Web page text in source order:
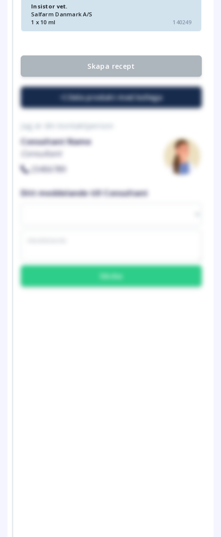
Insistor vet.
Salfarm Danmark A/S
1 x 10 ml
140249
Skapa recept
Dela produkt med kollega
Jag är din kontaktperson
Consultant Name
Consultant
23456789
Ditt meddelande till Consultant
Skicka